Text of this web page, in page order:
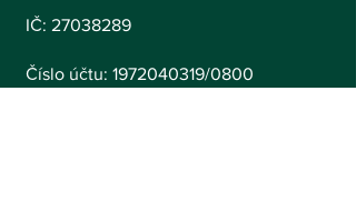
IČ: 27038289
Číslo účtu: 1972040319/0800